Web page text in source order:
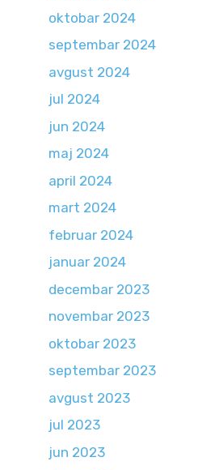
oktobar 2024
septembar 2024
avgust 2024
jul 2024
jun 2024
maj 2024
april 2024
mart 2024
februar 2024
januar 2024
decembar 2023
novembar 2023
oktobar 2023
septembar 2023
avgust 2023
jul 2023
jun 2023